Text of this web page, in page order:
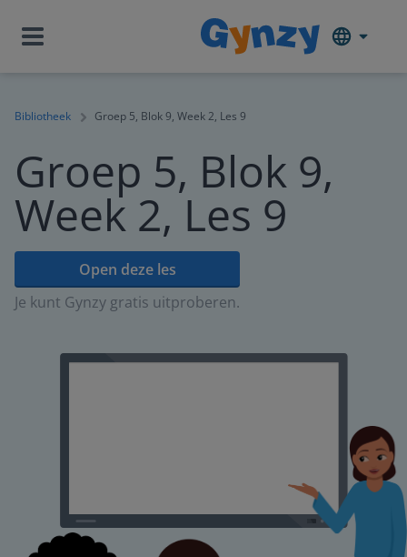
Bibliotheek Groep 5, Blok 9, Week 2, Les 9
Groep 5, Blok 9,
Week 2, Les 9
Open deze les
Je kunt Gynzy gratis uitproberen.